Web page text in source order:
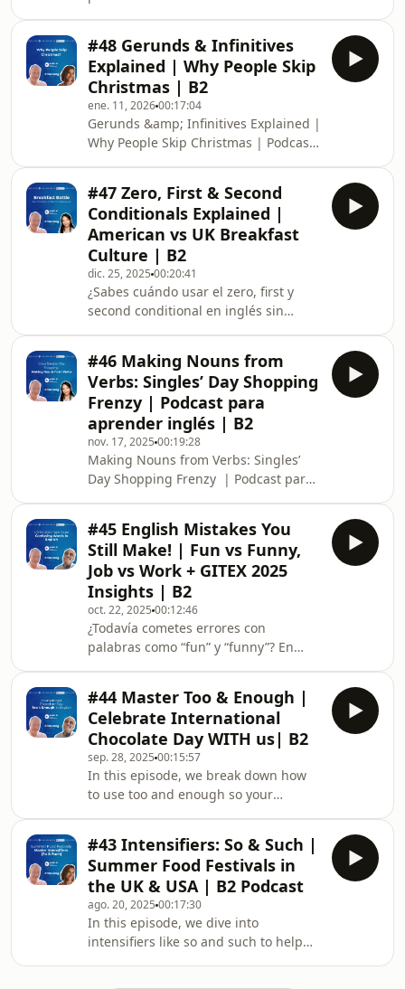
preposición de lugar en contextos
reales y más avanzados. Además,
viajamos por distintos destinos de
invierno alrededor del mundo para
practicar la gramática con situaciones
auténticas. ❄️ Lo que aprenderás en
este episodi
#48 Gerunds & Infinitives
Explained | Why People Skip
Christmas | B2
ene. 11, 202600:17:04
Gerunds &amp; Infinitives Explained |
Why People Skip Christmas | Podcast
cuándo un infinitivo (to + verb) en
inglés? En este episodio de nivel B2 te
explicamos de forma clara y práctica
cómo funcionan los gerunds e
infinitives, uno de los puntos
gramaticales que más dudas generan
inclus
#47 Zero, First & Second
Conditionals Explained |
American vs UK Breakfast
Culture | B2
dic. 25, 2025 00:20:41
¿Sabes cuándo usar el zero, first y
second conditional en inglés sin
cómo funcionan los condicionales
más importantes del inglés y cuándo
usar cada uno para hablar de hechos
reales, situaciones probables y
escenarios hipotéticos. Además,
comparamos los desayunos en
Estados Unido
#46 Making Nouns from
Verbs: Singles’ Day Shopping
Frenzy | Podcast para
aprender inglés | B2
nov. 17, 2025 00:19:28
Making Nouns from Verbs: Singles’
Day Shopping Frenzy ️ | Podcast para
categoría simplemente con una
pequeña transformación? En este
episodio de nivel B2 aprenderás cómo
convertir verbos en sustantivos (make
→ maker, decide → decision, move →
movement) mientras exploramos el
fenómeno
#45 English Mistakes You
Still Make! | Fun vs Funny,
Job vs Work + GITEX 2025
Insights | B2
oct. 22, 2025 00:12:46
¿Todavía cometes errores con
palabras como “fun” y “funny”? En
los estudiantes avanzados siguen
cometiendo en inglés. Además,
exploramos lo último en innovación
tecnológica con el evento GITEX 2025
en Dubái — donde la inteligencia
artificial, la robótica y el futuro del
trabajo se
#44 Master Too & Enough |
Celebrate International
Chocolate Day WITH us| B2
sep. 28, 2025 00:15:57
In this episode, we break down how
to use too and enough so your
to avoid common mistakes, and how
to make your speaking more fluent
with real-life examples. We’ll also
celebrate International Chocolate Day
with fun facts, quick history, and
sweet expressions you can actually
use
#43 Intensifiers: So & Such |
Summer Food Festivals in
the UK & USA | B2 Podcast
ago. 20, 2025 00:17:30
In this episode, we dive into
intensifiers like so and such to help